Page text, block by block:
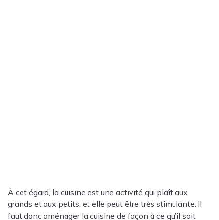
À cet égard, la cuisine est une activité qui plaît aux
grands et aux petits, et elle peut être très stimulante. Il
faut donc aménager la cuisine de façon à ce qu’il soit